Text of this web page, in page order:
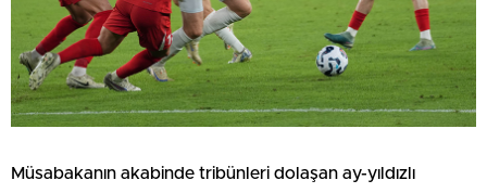
Müsabakanın akabinde tribünleri dolaşan ay-yıldızlı